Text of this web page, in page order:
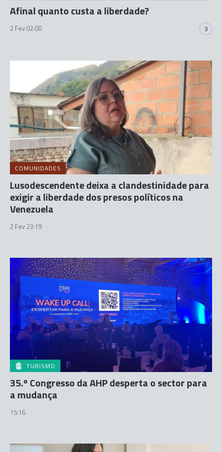
Afinal quanto custa a liberdade?
2 Fev 02:00 3
COMUNIDADES
Lusodescendente deixa a clandestinidade para
exigir a liberdade dos presos políticos na
Venezuela
2 Fev 23:19
TURISMO
35.º Congresso da AHP desperta o sector para
a mudança
15:16